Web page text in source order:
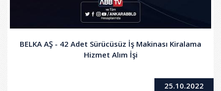
BELKA AŞ - 42 Adet Sürücüsüz İş Makinası Kiralama
Hizmet Alım İşi
25.10.2022